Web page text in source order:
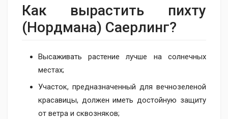
Как вырастить пихту
(Нордмана) Саерлинг?
Высаживать растение лучше на солнечных
местах;
Участок, предназначенный для вечнозеленой
красавицы, должен иметь достойную защиту
от ветра и сквозняков;